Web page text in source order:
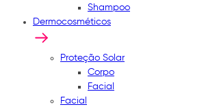
Shampoo
Dermocosméticos
Proteção Solar
Corpo
Facial
Facial